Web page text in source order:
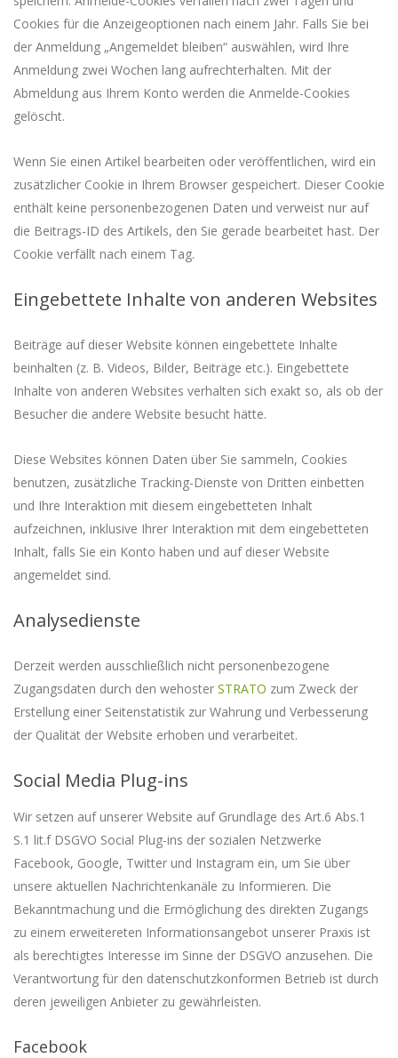
Cookies für die Anzeigeoptionen nach einem Jahr. Falls Sie bei
der Anmeldung „Angemeldet bleiben“ auswählen, wird Ihre
Anmeldung zwei Wochen lang aufrechterhalten. Mit der
Abmeldung aus Ihrem Konto werden die Anmelde-Cookies
gelöscht.
Wenn Sie einen Artikel bearbeiten oder veröffentlichen, wird ein
zusätzlicher Cookie in Ihrem Browser gespeichert. Dieser Cookie
enthält keine personenbezogenen Daten und verweist nur auf
die Beitrags-ID des Artikels, den Sie gerade bearbeitet hast. Der
Cookie verfällt nach einem Tag.
Eingebettete Inhalte von anderen Websites
Beiträge auf dieser Website können eingebettete Inhalte
beinhalten (z. B. Videos, Bilder, Beiträge etc.). Eingebettete
Inhalte von anderen Websites verhalten sich exakt so, als ob der
Besucher die andere Website besucht hätte.
Diese Websites können Daten über Sie sammeln, Cookies
benutzen, zusätzliche Tracking-Dienste von Dritten einbetten
und Ihre Interaktion mit diesem eingebetteten Inhalt
aufzeichnen, inklusive Ihrer Interaktion mit dem eingebetteten
Inhalt, falls Sie ein Konto haben und auf dieser Website
angemeldet sind.
Analysedienste
Derzeit werden ausschließlich nicht personenbezogene
Zugangsdaten durch den wehoster STRATO zum Zweck der
Erstellung einer Seitenstatistik zur Wahrung und Verbesserung
der Qualität der Website erhoben und verarbeitet.
Social Media Plug-ins
Wir setzen auf unserer Website auf Grundlage des Art.6 Abs.1
S.1 lit.f DSGVO Social Plug-ins der sozialen Netzwerke
Facebook, Google, Twitter und Instagram ein, um Sie über
unsere aktuellen Nachrichtenkanäle zu Informieren. Die
Bekanntmachung und die Ermöglichung des direkten Zugangs
zu einem erweitereten Informationsangebot unserer Praxis ist
als berechtigtes Interesse im Sinne der DSGVO anzusehen. Die
Verantwortung für den datenschutzkonformen Betrieb ist durch
deren jeweiligen Anbieter zu gewährleisten.
Facebook